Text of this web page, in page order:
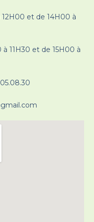
et de 14H00 à
11H30 et de 15H00 à